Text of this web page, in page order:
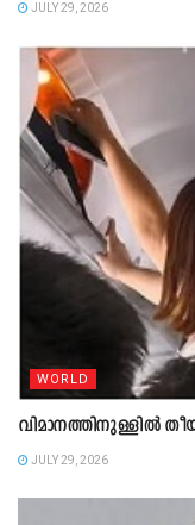
JULY 29, 2026
WORLD
വിമാനത്തിനുള്ളിൽ
JULY 29, 2026